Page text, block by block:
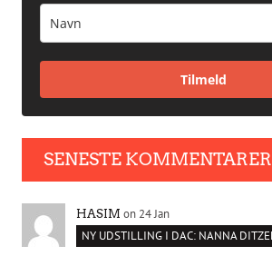
Tilmeld
SENESTE KOMMENTARER
HASIM on 24 Jan